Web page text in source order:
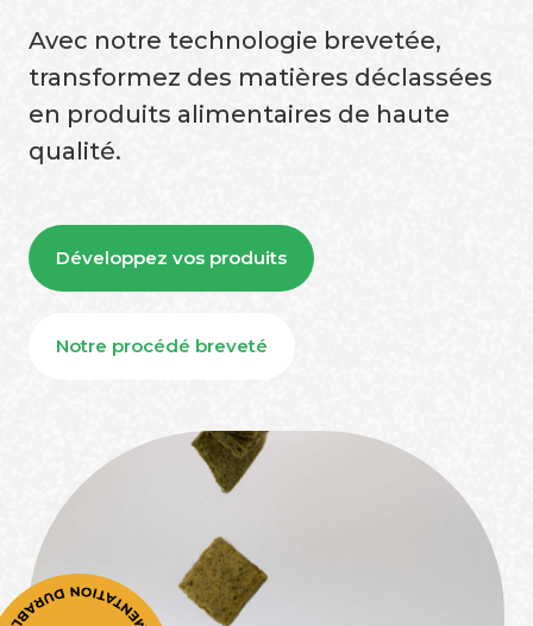
Avec notre technologie brevetée,
transformez des matières déclassées
en produits alimentaires de haute
qualité.
Développez vos produits
Notre procédé breveté